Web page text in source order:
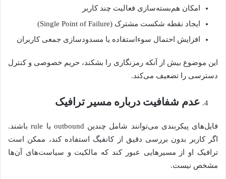
امکان هم‌بسته‌سازی فعالیت چند کاربر
ایجاد نقطه شکست مشترک (Single Point of Failure)
افزایش احتمال سوءاستفاده یا مسدودسازی جمعی کاربران
این موضوع بیش از آنکه رمزنگاری را بشکند، حریم خصوصی و کنترل
دسترسی را تضعیف می‌کند.
عدم شفافیت درباره مسیر ترافیک
فایل‌های پیکربندی می‌توانند شامل چندین outbound یا rule باشند.
اگر کاربر بدون بررسی دقیق از کانفیگ استفاده کند، ممکن است
ترافیک او از مسیرهایی عبور کند که مالکیت و سیاست‌های آن‌ها
مشخص نیست.